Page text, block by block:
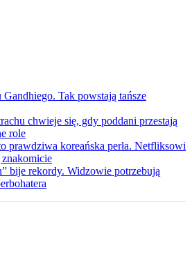
Tak powstają tańsze
chwieje się, gdy poddani przestają
role
prawdziwa koreańska perła. Netfliksowi
bije rekordy. Widzowie potrzebują